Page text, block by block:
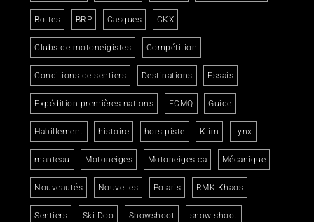
Bottes BRP Casques CKX
Clubs de motoneigistes Compétition
Conditions de sentiers Destinations Essais
Expédition premières nations FCMQ Guide
Habillement histoire hors-piste Klim Lynx
manteau Motoneiges Motoneiges.ca Mécanique
Nouveautés Nouvelles Polaris RMK Khaos
Sentiers Ski-Doo Snowshoot snow shoot